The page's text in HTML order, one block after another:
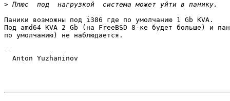
>
Паники возможны под i386 где по умолчанию 1 Gb KVA.
Под amd64 KVA 2 Gb (на FreeBSD 8-ке будет больше) и
по умолчанию) не наблюдается.
--
  Anton Yuzhaninov